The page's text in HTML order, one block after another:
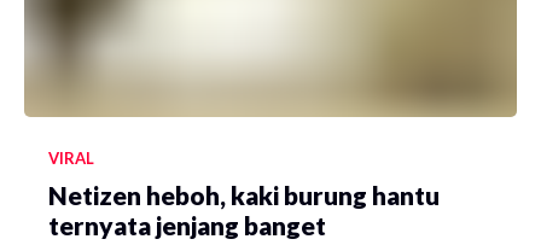
VIRAL
Netizen heboh, kaki burung hantu
ternyata jenjang banget